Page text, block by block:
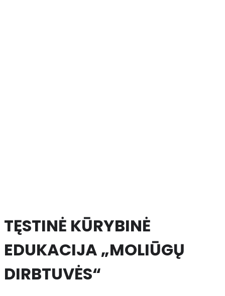
TĘSTINĖ KŪRYBINĖ
EDUKACIJA „MOLIŪGŲ
DIRBTUVĖS“